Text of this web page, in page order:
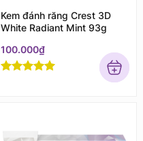
Kem đánh răng Crest 3D
White Radiant Mint 93g
100.000₫